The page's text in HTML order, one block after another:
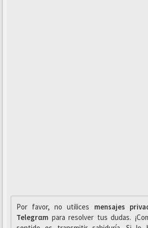
Por favor, no utilices mensajes
Telegrαm para resolver tus dudas.